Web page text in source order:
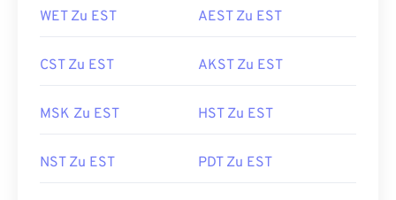
WET Zu EST AEST Zu EST
CST Zu EST AKST Zu EST
MSK Zu EST HST Zu EST
NST Zu EST PDT Zu EST